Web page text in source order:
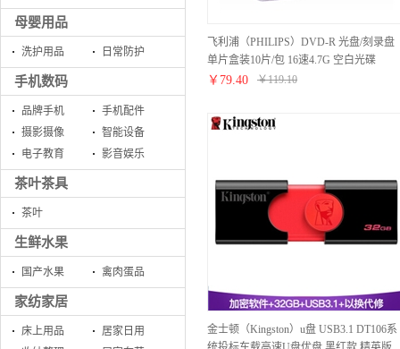
母婴用品
洗护用品 日常防护
手机数码
品牌手机
手机配件
摄影摄像
智能设备
电子教育
影音娱乐
茶叶茶具
茶叶
生鲜水果
国产水果 禽肉蛋品
家纺家居
床上用品
居家日用
飞利浦（PHILIPS）DVD-R 光盘/刻录盘
单片盒装10片/包 16速4.7G 空白光碟
￥ 79.40 ￥119.10
金士顿（Kingston）u盘 USB3.1 DT106系